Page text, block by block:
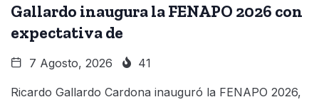
Gallardo inaugura la FENAPO 2026 con
expectativa de
7 Agosto, 2026 41
Ricardo Gallardo Cardona inauguró la FENAPO 2026,